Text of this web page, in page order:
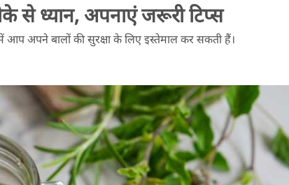
से ध्यान, अपनाएं जरूरी टिप्स
अपने बालों की सुरक्षा के लिए इस्तेमाल कर सकती हैं।